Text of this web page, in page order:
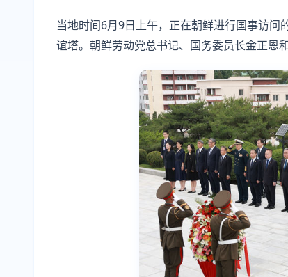
当地时间6月9日上午，正在朝鲜进行国事访
谊塔。朝鲜劳动党总书记、国务委员长金正恩